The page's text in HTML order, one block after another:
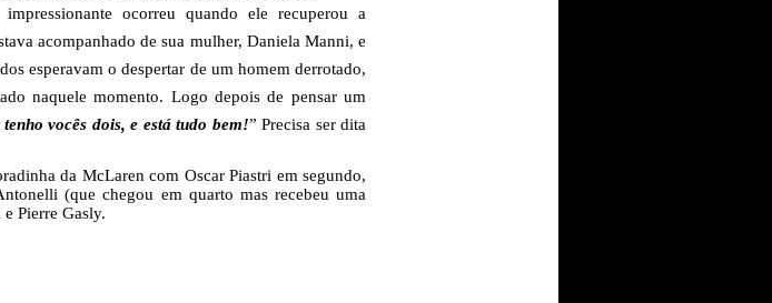
ocorreu quando ele recuperou a
acompanhado de sua mulher, Daniela Manni, e
esperavam o despertar de um homem derrotado,
naquele momento. Logo depois de pensar um
tenho vocês dois, e está tudo bem!” Precisa ser dita
da McLaren com Oscar Piastri em segundo,
(que chegou em quarto mas recebeu uma
Pierre Gasly.